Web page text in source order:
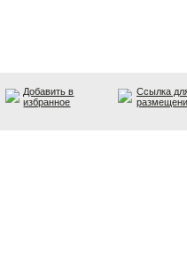
Добавить в
избранное
Ссылка